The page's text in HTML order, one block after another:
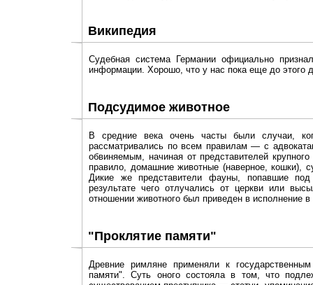
Википедия
Судебная система Германии официально
информации. Хорошо, что у нас пока еще до
Подсудимое животное
В средние века очень часты были случаи,
рассматривались по всем правилам — с
обвиняемым, начиная от представителей
правило, домашние животные (наверное, кошки),
Дикие же представители фауны, попавшие
результате чего отлучались от церкви или
отношении животного был приведен в исполнение в
"Проклятие памяти"
Древние римляне применяли к
памяти". Суть оного состояла в том, что